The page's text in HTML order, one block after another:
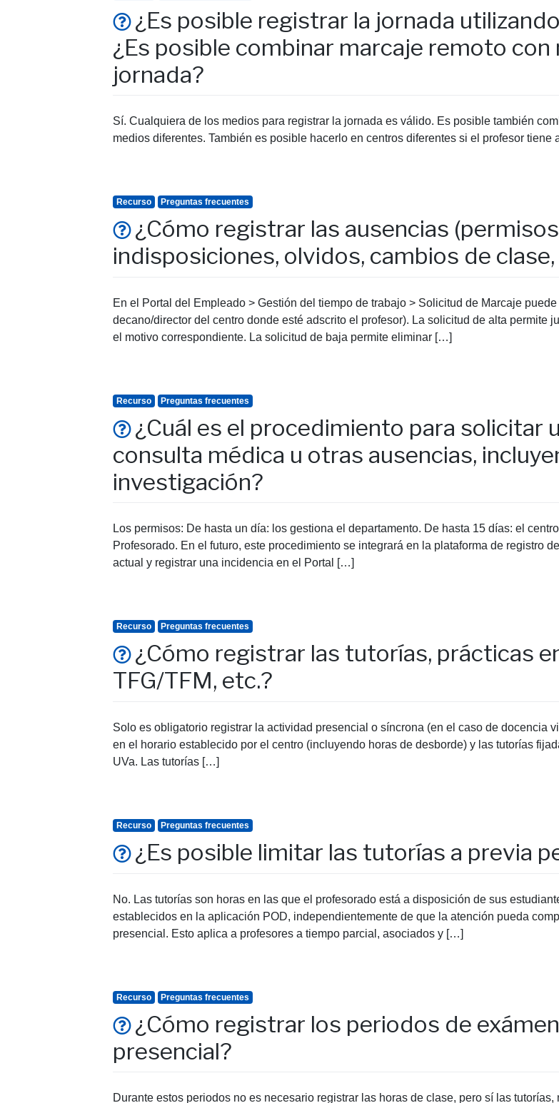
¿Es posible registrar la jornada
¿Es posible combinar marcaje remoto con
jornada?
Sí. Cualquiera de los medios para registrar la jornada es válido. Es posible también
medios diferentes. También es posible hacerlo en centros diferentes si el profesor
Recurso Preguntas frecuentes
¿Cómo registrar las ausencias
indisposiciones, olvidos, cambios de clase,
En el Portal del Empleado > Gestión del tiempo de trabajo > Solicitud de Marcaje
decano/director del centro donde esté adscrito el profesor). La solicitud de alta permite
el motivo correspondiente. La solicitud de baja permite eliminar […]
Recurso Preguntas frecuentes
¿Cuál es el procedimiento para solicitar
consulta médica u otras ausencias,
investigación?
Los permisos: De hasta un día: los gestiona el departamento. De hasta 15 días: el
Profesorado. En el futuro, este procedimiento se integrará en la plataforma de registro
actual y registrar una incidencia en el Portal […]
Recurso Preguntas frecuentes
¿Cómo registrar las tutorías, prácticas
TFG/TFM, etc.?
Solo es obligatorio registrar la actividad presencial o síncrona (en el caso de docencia
en el horario establecido por el centro (incluyendo horas de desborde) y las tutorías
UVa. Las tutorías […]
Recurso Preguntas frecuentes
¿Es posible limitar las tutorías a previa
No. Las tutorías son horas en las que el profesorado está a disposición de sus
establecidos en la aplicación POD, independientemente de que la atención pueda
presencial. Esto aplica a profesores a tiempo parcial, asociados y […]
Recurso Preguntas frecuentes
¿Cómo registrar los periodos de
presencial?
Durante estos periodos no es necesario registrar las horas de clase, pero sí las